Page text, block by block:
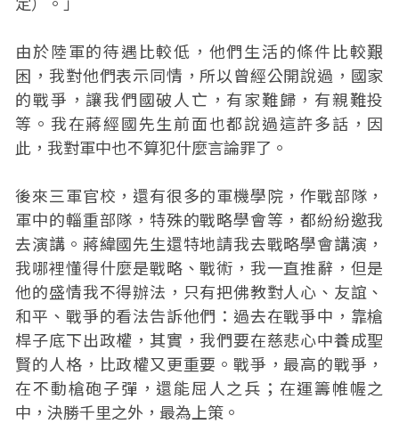
由於陸軍的待遇比較低，他們生活的條件比較艱
困，我對他們表示同情，所以曾經公開說過，國家
的戰爭，讓我們國破人亡，有家難歸，有親難投
等。我在蔣經國先生前面也都說過這許多話，因
此，我對軍中也不算犯什麼言論罪了。
後來三軍官校，還有很多的軍機學院，作戰部隊，
軍中的輜重部隊，特殊的戰略學會等，都紛紛邀我
去演講。蔣緯國先生還特地請我去戰略學會講演，
我哪裡懂得什麼是戰略、戰術，我一直推辭，但是
他的盛情我不得辦法，只有把佛教對人心、友誼、
和平、戰爭的看法告訴他們：過去在戰爭中，靠槍
桿子底下出政權，其實，我們要在慈悲心中養成聖
賢的人格，比政權又更重要。戰爭，最高的戰爭，
在不動槍砲子彈，還能屈人之兵；在運籌帷幄之
中，決勝千里之外，最為上策。